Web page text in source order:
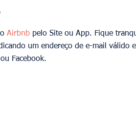
Airbnb pelo Site ou App. Fique
um endereço de e-mail válido
Facebook.